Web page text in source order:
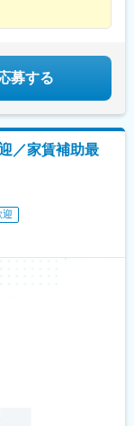
宮崎県／鹿児島県
す（基本同じエリア
、鎌田駅、薊野
島駅、住吉駅(長崎
駅、港南中央駅、江
児島駅、蔵前駅、東
てきた厨房機器。
キッチン』。
募する
／家賃補助最
迎